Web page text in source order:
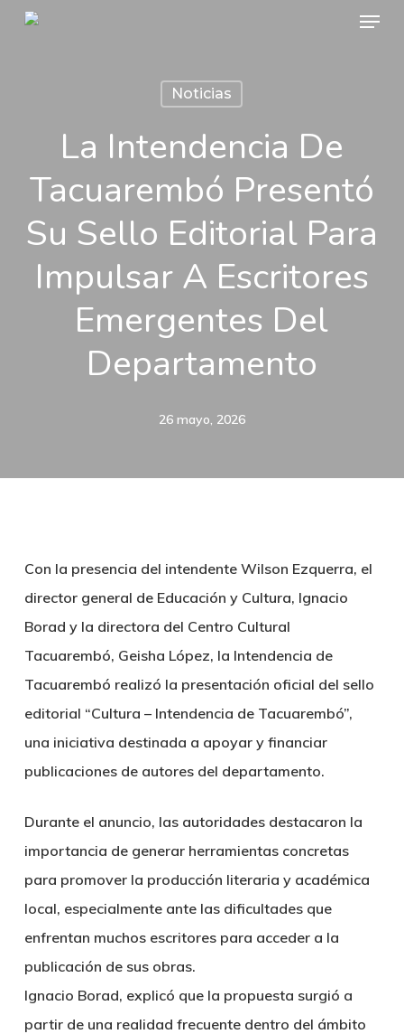
Skip
Menu
Noticias
La Intendencia De
Tacuarembó Presentó
Su Sello Editorial Para
Impulsar A Escritores
Emergentes Del
Departamento
26 mayo, 2026
Con la presencia del intendente Wilson Ezquerra, el
director general de Educación y Cultura, Ignacio
Borad y la directora del Centro Cultural
Tacuarembó, Geisha López, la Intendencia de
Tacuarembó realizó la presentación oficial del sello
editorial “Cultura – Intendencia de Tacuarembó”,
una iniciativa destinada a apoyar y financiar
publicaciones de autores del departamento.
Durante el anuncio, las autoridades destacaron la
importancia de generar herramientas concretas
para promover la producción literaria y académica
local, especialmente ante las dificultades que
enfrentan muchos escritores para acceder a la
publicación de sus obras.
Ignacio Borad, explicó que la propuesta surgió a
partir de una realidad frecuente dentro del ámbito